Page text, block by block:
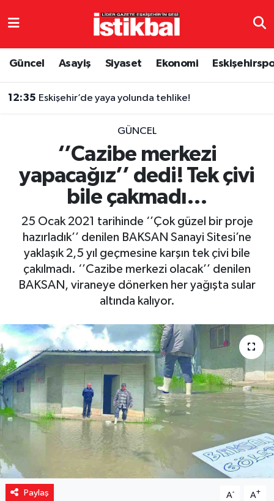
Güncel Asayiş Siyaset Ekonomi
12:35 Eskişehir’de yaya yolunda tehlike!
GÜNCEL
‘’Cazibe merkezi
yapacağız’’ dedi! Tek çivi
bile çakmadı…
25 Ocak 2021 tarihinde ‘’Çok güzel bir proje
hazırladık’’ denilen BAKSAN Sanayi Sitesi’ne
yaklaşık 2,5 yıl geçmesine karşın tek çivi bile
çakılmadı. ‘’Cazibe merkezi olacak’’ denilen
BAKSAN, viraneye dönerken her yağışta sular
altında kalıyor.
Paylaş A- A+
Eskişehirspor
Spor
Ekonomi
Sağlık
Resmi ilanlar
Eskişehir Nöbetçi Eczaneler
TFF 3.Lig 4.Grup Puan Durumu ve Fikstür
Tüm Manşetler
Son Dakika Haberleri
Haber Arşivi